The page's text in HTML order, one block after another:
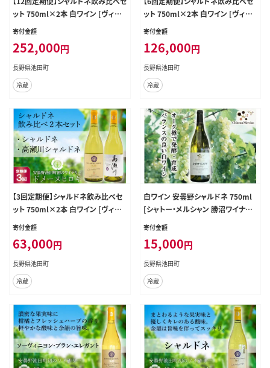
ット 750ml×2本 白ワイン [ヴィニ
ョブル安曇野（ドメーヌ・ヒロキ） 長
寄付金額
252,000円
長野県池田町
冷蔵
ット 750ml×2本 白ワイン [ヴィニ
ョブル安曇野（ドメーヌ・ヒロキ） 長
寄付金額
126,000円
長野県池田町
冷蔵
【3回定期便】シャルドネ飲み比べセ
ット 750ml×2本 白ワイン [ヴィニ
ョブル安曇野（ドメーヌ・ヒロキ） 長
野県 池田町 48110160] お酒 酒
寄付金額
63,000円
長野県池田町
冷蔵
白ワイン 安曇野シャルドネ 750ml
[シャトー・メルシャン 勝沼ワイナリ
ー 長野県 池田町 48110418] 白 ワ
イン ギフト
寄付金額
15,000円
長野県池田町
冷蔵